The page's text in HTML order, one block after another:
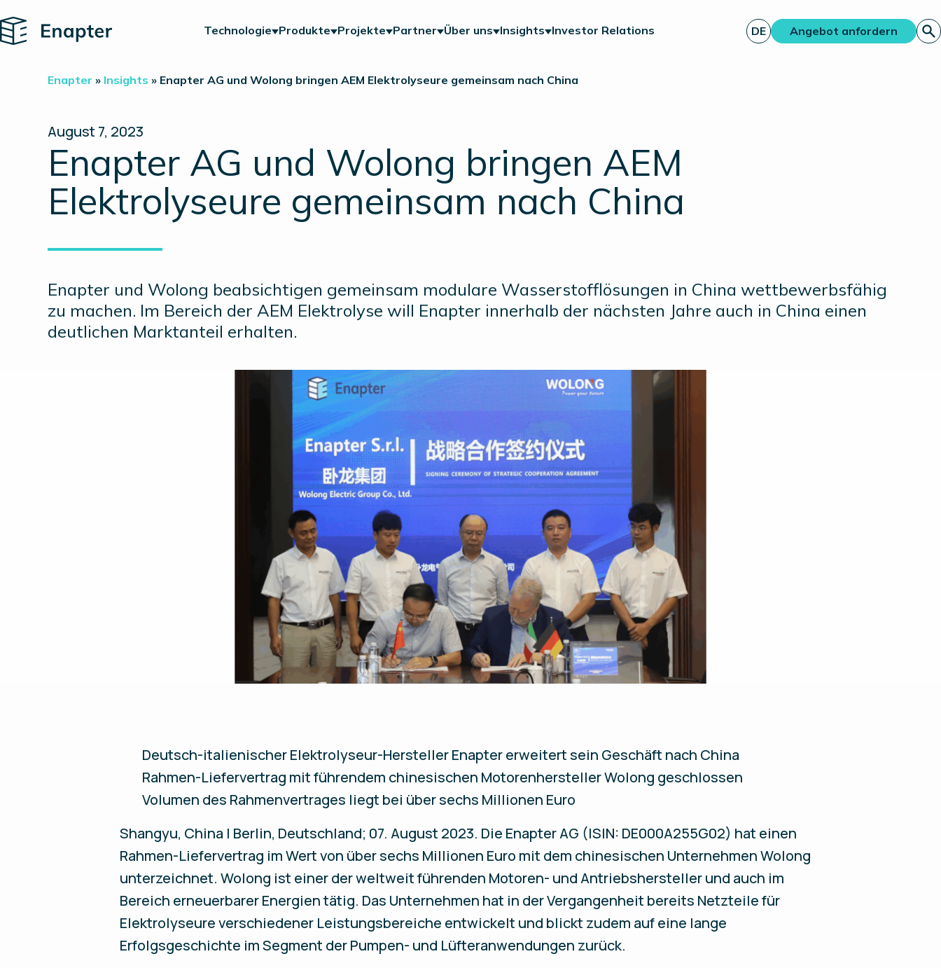
Home Technologie Produkte Projekte Partner Über uns Insights Investor Relations DE Angebot anfordern
Enapter » Insights » Enapter AG und Wolong bringen AEM Elektrolyseure gemeinsam nach China
August 7, 2023
Enapter AG und Wolong bringen AEM
Elektrolyseure gemeinsam nach China
Enapter und Wolong beabsichtigen gemeinsam modulare Wasserstofflösungen in China wettbewerbsfähig
zu machen. Im Bereich der AEM Elektrolyse will Enapter innerhalb der nächsten Jahre auch in China einen
deutlichen Marktanteil erhalten.
Deutsch-italienischer Elektrolyseur-Hersteller Enapter erweitert sein Geschäft nach China
Rahmen-Liefervertrag mit führendem chinesischen Motorenhersteller Wolong geschlossen
Volumen des Rahmenvertrages liegt bei über sechs Millionen Euro
Shangyu, China | Berlin, Deutschland; 07. August 2023. Die Enapter AG (ISIN: DE000A255G02) hat einen
Rahmen-Liefervertrag im Wert von über sechs Millionen Euro mit dem chinesischen Unternehmen Wolong
unterzeichnet. Wolong ist einer der weltweit führenden Motoren- und Antriebshersteller und auch im
Bereich erneuerbarer Energien tätig. Das Unternehmen hat in der Vergangenheit bereits Netzteile für
Elektrolyseure verschiedener Leistungsbereiche entwickelt und blickt zudem auf eine lange
Erfolgsgeschichte im Segment der Pumpen- und Lüfteranwendungen zurück.